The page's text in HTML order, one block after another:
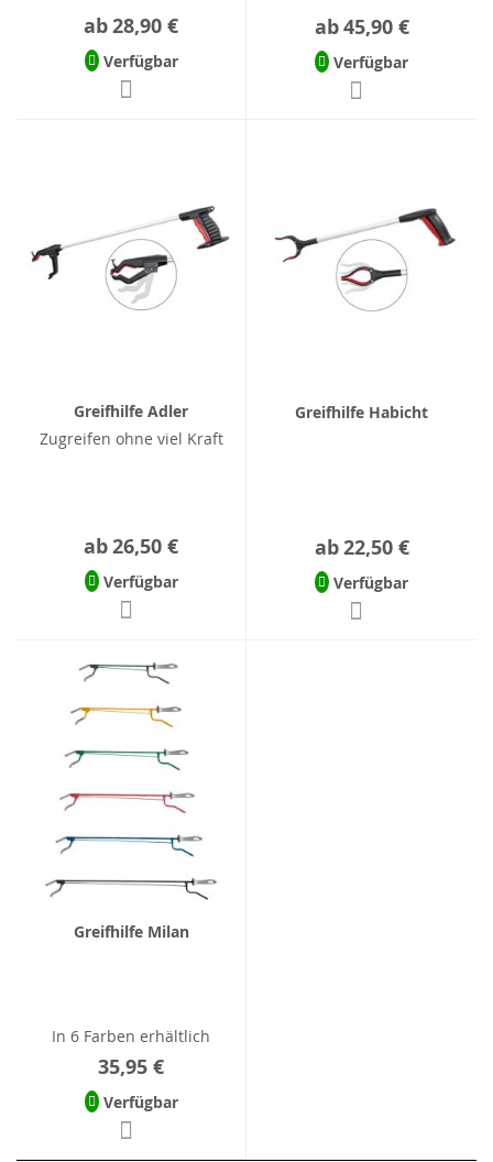
ab28,90 €
Verfügbar
ab45,90 €
Verfügbar
Greifhilfe Adler
Zugreifen ohne viel Kraft
ab26,50 €
Verfügbar
Greifhilfe Habicht
ab22,50 €
Verfügbar
Greifhilfe Milan
In 6 Farben erhältlich
35,95 €
Verfügbar